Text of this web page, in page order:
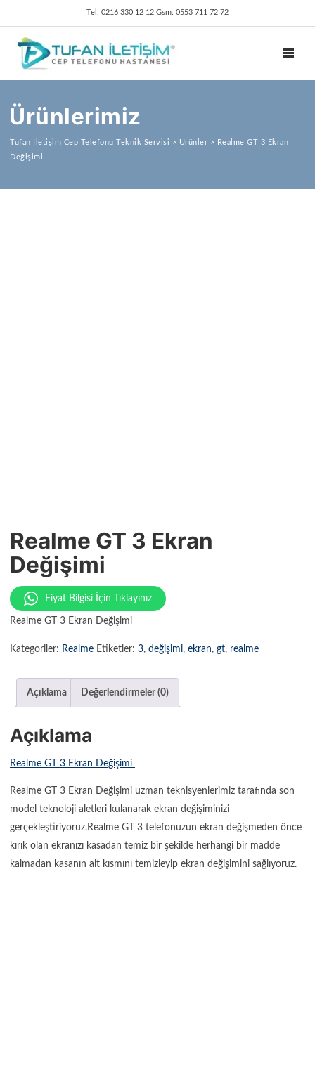
Tel: 0216 330 12 12 Gsm: 0553 711 72 72
Ürünlerimiz
Tufan İletişim Cep Telefonu Teknik Servisi > Ürünler > Realme GT 3 Ekran
Değişimi
Realme GT 3 Ekran
Değişimi
Fiyat Bilgisi İçin Tıklayınız
Realme GT 3 Ekran Değişimi
Kategoriler: Realme Etiketler: 3, değişimi, ekran, gt, realme
Açıklama Değerlendirmeler (0)
Açıklama
Realme GT 3 Ekran Değişimi
Realme GT 3 Ekran Değişimi uzman teknisyenlerimiz tarafında son
model teknoloji aletleri kulanarak ekran değişiminizi
gerçekleştiriyoruz.Realme GT 3 telefonuzun ekran değişmeden önce
kırık olan ekranızı kasadan temiz bir şekilde herhangi bir madde
kalmadan kasanın alt kısmını temizleyip ekran değişimini sağlıyoruz.